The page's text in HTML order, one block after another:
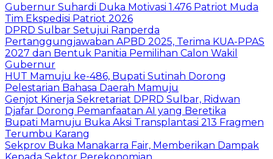
Gubernur Suhardi Duka Motivasi 1.476 Patriot Muda
Tim Ekspedisi Patriot 2026
DPRD Sulbar Setujui Ranperda
Pertanggungjawaban APBD 2025, Terima KUA-PPAS
2027 dan Bentuk Panitia Pemilihan Calon Wakil
Gubernur
HUT Mamuju ke-486, Bupati Sutinah Dorong
Pelestarian Bahasa Daerah Mamuju
Genjot Kinerja Sekretariat DPRD Sulbar, Ridwan
Djafar Dorong Pemanfaatan AI yang Beretika
Bupati Mamuju Buka Aksi Transplantasi 213 Fragmen
Terumbu Karang
Sekprov Buka Manakarra Fair, Memberikan Dampak
Kepada Sektor Perekonomian